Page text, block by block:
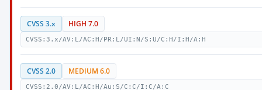
CVSS 3.x HIGH 7.0
CVSS:3.x/AV:L/AC:H/PR:L/UI:N/S:U/C:H/I:H/A:H
CVSS 2.0 MEDIUM 6.0
CVSS:2.0/AV:L/AC:H/Au:S/C:C/I:C/A:C